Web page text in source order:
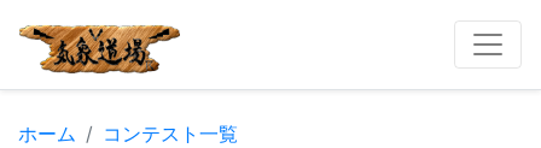
ホーム
コンテスト一覧